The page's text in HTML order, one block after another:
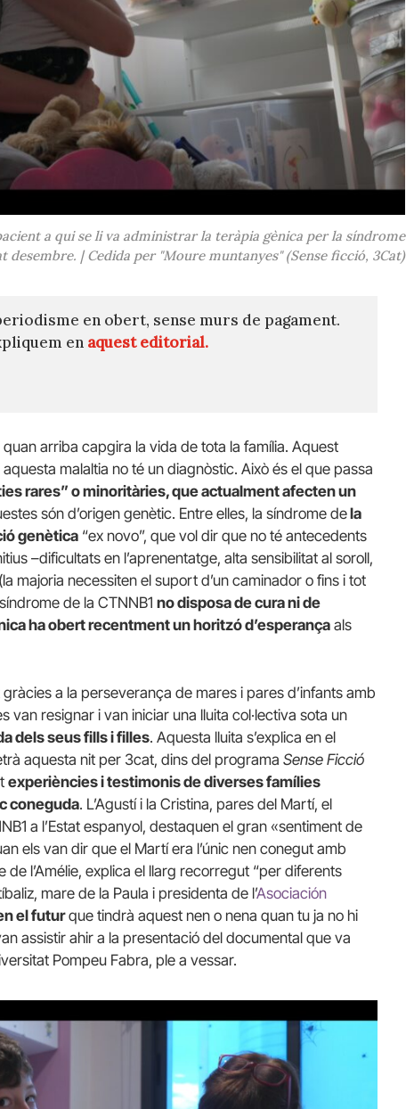
a qui se li va administrar la teràpia gènica per la síndrome
desembre. | Cedida per "Moure muntanyes" (Sense ficció, 3Cat)
en obert, sense murs de pagament.
en aquest editorial.
arriba capgira la vida de tota la família. Aquest
malaltia no té un diagnòstic. Això és el que passa
rares” o minoritàries, que actualment afecten un
són d’origen genètic. Entre elles, la síndrome dela
genètica “ex novo”, que vol dir que no té antecedents
–dificultats en l’aprenentatge, alta sensibilitat al soroll,
majoria necessiten el suport d’un caminador o fins i tot
de la CTNNB1 no disposa de cura ni de
ha obert recentment un horitzó d’esperança als
a la perseverança de mares i pares d’infants amb
van resignar i van iniciar una lluita col·lectiva sota un
dels seus fills i filles. Aquesta lluita s’explica en el
aquesta nit per 3cat, dins del programa Sense Ficció
experiències i testimonis de diverses famílies
coneguda. L’Agustí i la Cristina, pares del Martí, el
a l’Estat espanyol, destaquen el gran «sentiment de
els van dir que el Martí era l’únic nen conegut amb
de l’Amélie, explica el llarg recorregut “per diferents
mare de la Paula i presidenta de l’Asociación
el futurque tindrà aquest nen o nena quan tu ja no hi
assistir ahir a la presentació del documental que va
Pompeu Fabra, ple a vessar.